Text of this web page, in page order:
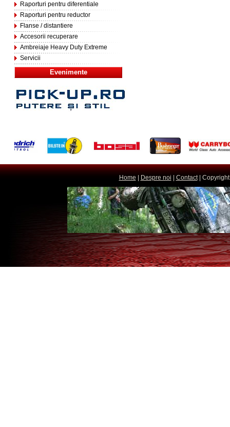
Raporturi pentru diferentiale
Raporturi pentru reductor
Flanse / distantiere
Accesorii recuperare
Ambreiaje Heavy Duty Extreme
Servicii
Evenimente
Home Despre noi Contact| Copyright